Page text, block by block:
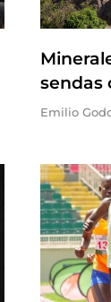
sendas
Emilio